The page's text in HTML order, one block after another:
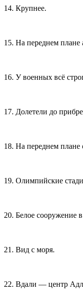
14. Крупнее.
15. На переднем
16. У военных всё
17. Долетели до
18. На переднем
19. Олимпийские
20. Белое сооружение
21. Вид с моря.
22. Вдали — центр